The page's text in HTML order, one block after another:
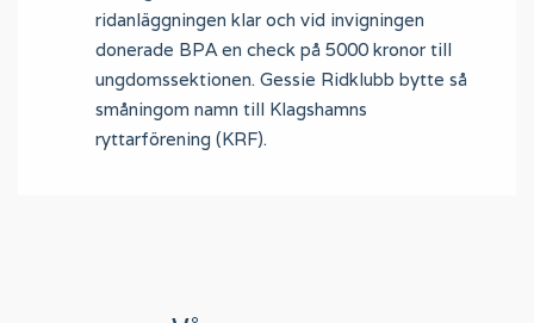
ridanläggningen klar och vid invigningen
donerade BPA en check på 5000 kronor till
ungdomssektionen. Gessie Ridklubb bytte så
småningom namn till Klagshamns
ryttarförening (KRF).